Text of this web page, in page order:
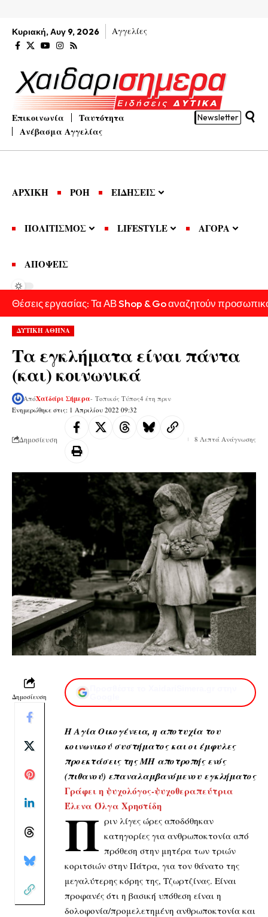
Κυριακή, Αυγ 9, 2026 Αγγελίες
Επικοινωνία
Ταυτότητα
Ανέβασμα Αγγελίας
Newsletter
ΑΡΧΙΚΗ ΡΟΗ ΕΙΔΗΣΕΙΣ
ΠΟΛΙΤΙΣΜΟΣ LIFESTYLE ΑΓΟΡΑ
ΑΠΟΨΕΙΣ
Θέσεις εργασίας: Τα ΑΒ Shop & Go αναζητούν
ΔΥΤΙΚΗ ΑΘΗΝΑ
Τα εγκλήματα είναι πάντα
(και) κοινωνικά
Ενημερώθηκε στις: 1 Απριλίου 2022 09:32
ΑπόΧαϊδάρι Σήμερα- Τοπικός Τύπος4 έτη πριν
Δημοσίευση 8 Λεπτά Ανάγνωσης
Δημοσίευση
Η Αγία Οικογένεια, η αποτυχία του
κοινωνικού συστήματος και οι έμφυλες
προεκτάσεις της ΜΗ αποτροπής ενός
(πιθανού) επαναλαμβανόμενου εγκλήματος
Γράφει η ψυχολόγος-ψυχοθεραπεύτρια
Έλενα Όλγα Χρηστίδη
Π ριν λίγες ώρες αποδόθηκαν
κατηγορίες για ανθρωποκτονία από
πρόθεση στην μητέρα των τριών
κοριτσιών στην Πάτρα, για τον θάνατο της
μεγαλύτερης κόρης της, Τζωρτζίνας. Είναι
προφανές ότι η βασική υπόθεση είναι η
δολοφονία/προμελετημένη ανθρωποκτονία και